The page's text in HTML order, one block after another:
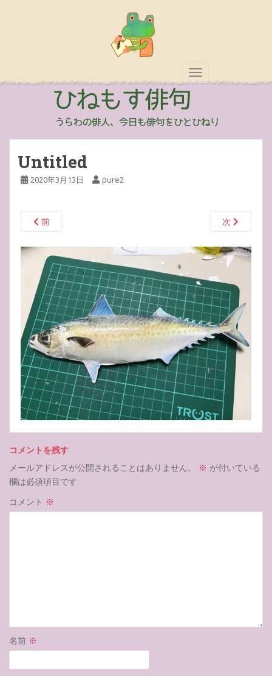
TOGGLE
Untitled
2020年3月13日 pure2
前 次
コメントを残す
メールアドレスが公開されることはありません。
※ が付いている
欄は必須項目です
コメント ※
名前 ※